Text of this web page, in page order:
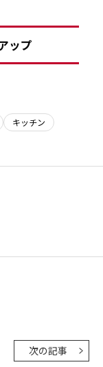
ップ
キッチン
次の記事